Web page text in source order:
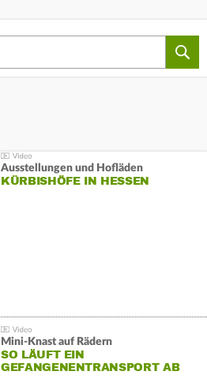
Ausstellungen und Hofläden
KÜRBISHÖFE IN HESSEN
Mini-Knast auf Rädern
SO LÄUFT EIN
GEFANGENENTRANSPORT AB